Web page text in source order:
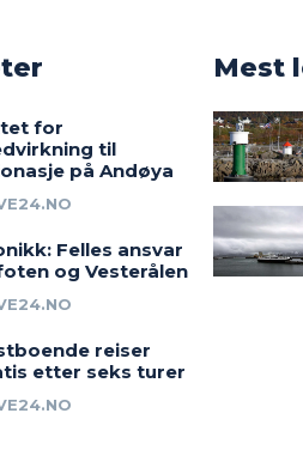
for
til
på Andøya
Felles ansvar
og Vesterålen
reiser
etter seks turer
Mest